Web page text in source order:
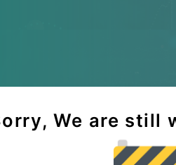
We are still